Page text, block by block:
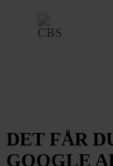
DET FÅR
GOOGLE